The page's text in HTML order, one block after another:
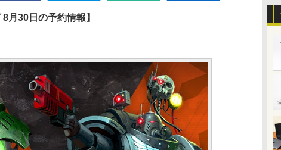
月30日の予約情報】